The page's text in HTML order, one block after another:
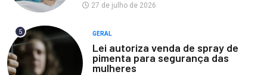
27 de julho de 2026
5 GERAL
Lei autoriza venda de spray de
pimenta para segurança das
mulheres